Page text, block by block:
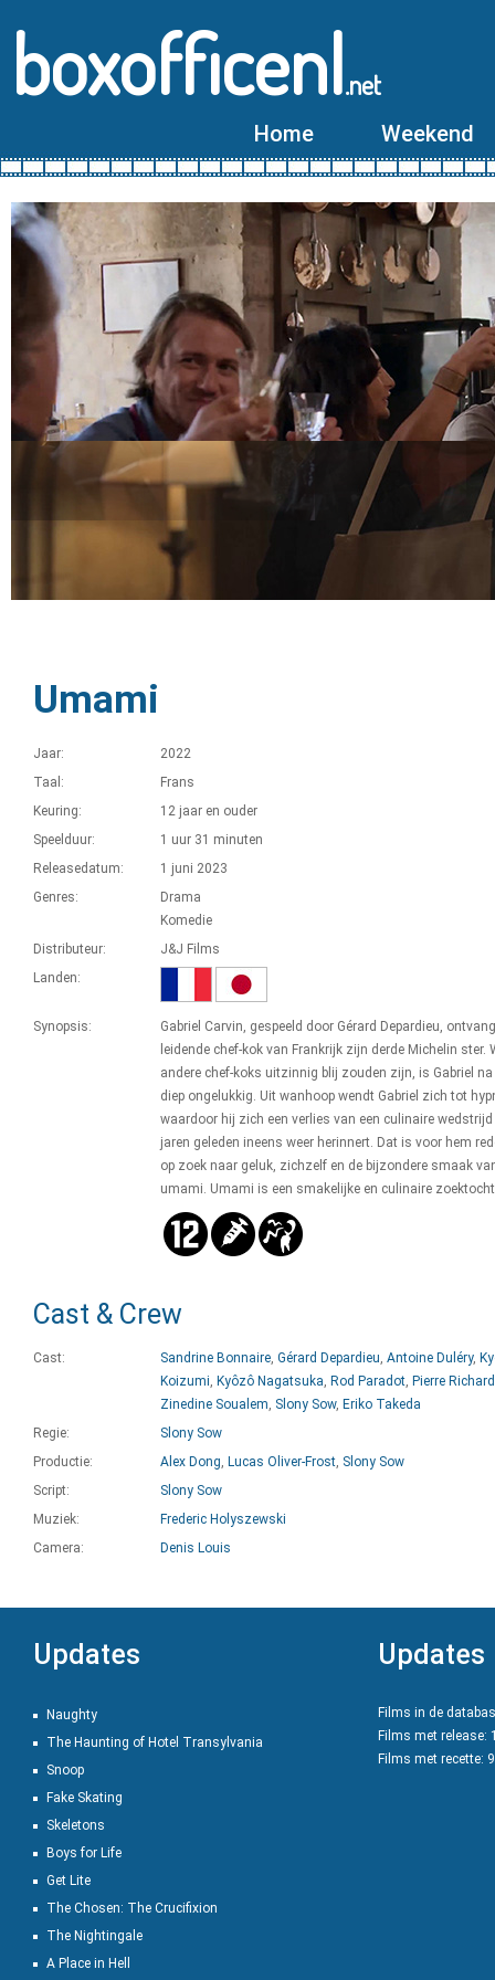
boxofficenl.net
Home Weekend
Umami
Jaar:
2022
Taal:
Frans
Keuring:
12 jaar en ouder
Speelduur:
1 uur 31 minuten
Releasedatum:
1 juni 2023
Genres:
Drama
Komedie
Distributeur:
J&J Films
Landen:
Synopsis:
Gabriel Carvin, gespeeld door Gérard Depardieu,
leidende chef-kok van Frankrijk zijn derde Michelin ster.
andere chef-koks uitzinnig blij zouden zijn, is Gabriel
diep ongelukkig. Uit wanhoop wendt Gabriel zich tot
waardoor hij zich een verlies van een culinaire
jaren geleden ineens weer herinnert. Dat is voor hem
op zoek naar geluk, zichzelf en de bijzondere smaak
umami. Umami is een smakelijke en culinaire
Cast & Crew
Cast: Sandrine Bonnaire, Gérard Depardieu, Antoine Duléry,
Koizumi, Kyôzô Nagatsuka, Rod Paradot, Pierre
Zinedine Soualem, Slony Sow, Eriko Takeda
Regie:
Slony Sow
Productie:
Alex Dong, Lucas Oliver-Frost, Slony Sow
Script:
Slony Sow
Muziek:
Frederic Holyszewski
Camera:
Denis Louis
Updates
Naughty
The Haunting of Hotel Transylvania
Snoop
Fake Skating
Skeletons
Boys for Life
Get Lite
The Chosen: The Crucifixion
The Nightingale
A Place in Hell
Updates
Films in de
Films met release:
Films met recette: